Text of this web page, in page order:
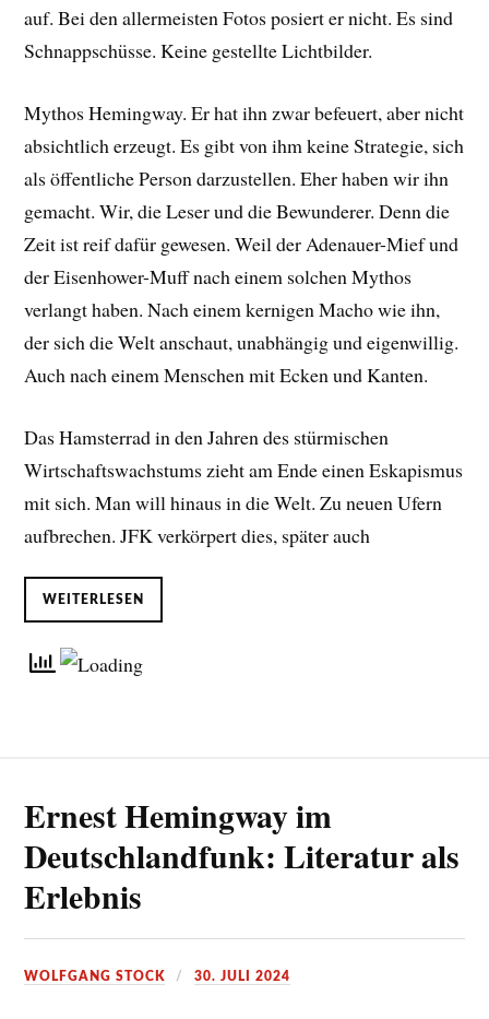
auf. Bei den allermeisten Fotos posiert er nicht. Es sind
Schnappschüsse. Keine gestellte Lichtbilder.
Mythos Hemingway. Er hat ihn zwar befeuert, aber nicht
absichtlich erzeugt. Es gibt von ihm keine Strategie, sich
als öffentliche Person darzustellen. Eher haben wir ihn
gemacht. Wir, die Leser und die Bewunderer. Denn die
Zeit ist reif dafür gewesen. Weil der Adenauer-Mief und
der Eisenhower-Muff nach einem solchen Mythos
verlangt haben. Nach einem kernigen Macho wie ihn,
der sich die Welt anschaut, unabhängig und eigenwillig.
Auch nach einem Menschen mit Ecken und Kanten.
Das Hamsterrad in den Jahren des stürmischen
Wirtschaftswachstums zieht am Ende einen Eskapismus
mit sich. Man will hinaus in die Welt. Zu neuen Ufern
aufbrechen. JFK verkörpert dies, später auch
WEITERLESEN
Ernest Hemingway im
Deutschlandfunk: Literatur als
Erlebnis
WOLFGANG STOCK 30. JULI 2024